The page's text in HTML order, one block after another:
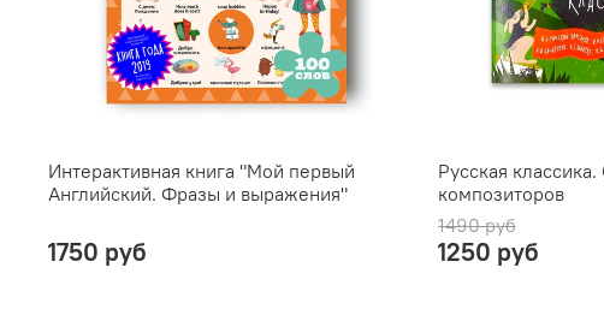
Интерактивная книга "Мой первый
Английский. Фразы и выражения"
1750 руб
Русская
композиторов
1490 руб
1250 руб